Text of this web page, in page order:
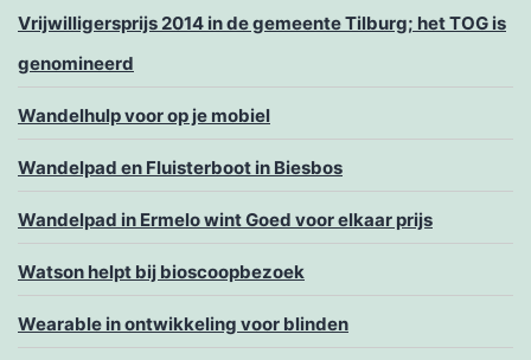
Vrijwilligersprijs 2014 in de gemeente Tilburg; het TOG is
genomineerd
Wandelhulp voor op je mobiel
Wandelpad en Fluisterboot in Biesbos
Wandelpad in Ermelo wint Goed voor elkaar prijs
Watson helpt bij bioscoopbezoek
Wearable in ontwikkeling voor blinden